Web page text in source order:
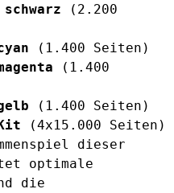
(2.200
(1.400 Seiten)
(1.400
(1.400 Seiten)
(4x15.000 Seiten)
dieser
optimale
die